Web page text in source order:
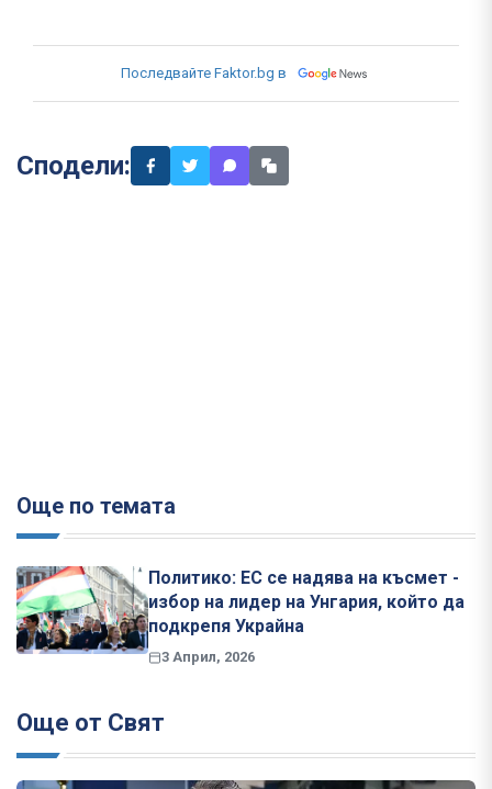
Последвайте Faktor.bg в
Сподели:
Още по темата
Политико: ЕС се надява на късмет -
избор на лидер на Унгария, който да
подкрепя Украйна
3 Април, 2026
Още от Свят